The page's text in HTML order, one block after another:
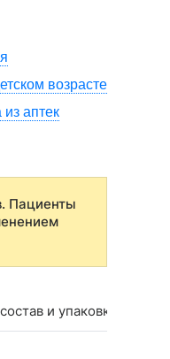
возрасте
из аптек
Пациенты
и упаковка